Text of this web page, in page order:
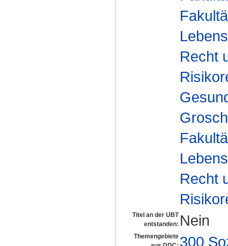
Recht
Recht
Titel an der UBT
entstanden: Nein
Themengebiete 300